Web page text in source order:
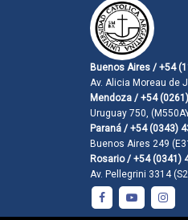
Buenos Aires / +54
Av. Alicia Moreau de
Mendoza / +54
Uruguay 750,
Paraná / +54 (0343)
Buenos Aires 249
Rosario / +54 (0341)
Av. Pellegrini 3314